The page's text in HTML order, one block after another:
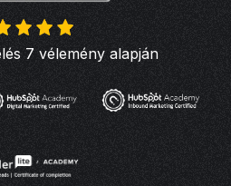
7 vélemény alapján